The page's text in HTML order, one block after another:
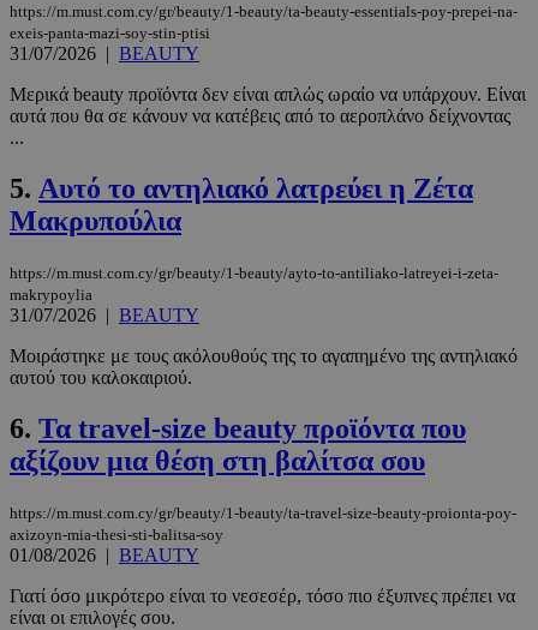
https://m.must.com.cy/gr/beauty/1-beauty/ta-beauty-essentials-poy-prepei-na-
exeis-panta-mazi-soy-stin-ptisi
31/07/2026 | BEAUTY
Μερικά beauty προϊόντα δεν είναι απλώς ωραίο να υπάρχουν. Είναι
αυτά που θα σε κάνουν να κατέβεις από το αεροπλάνο δείχνοντας
...
5. Αυτό το αντηλιακό λατρεύει η Ζέτα
Μακρυπούλια
https://m.must.com.cy/gr/beauty/1-beauty/ayto-to-antiliako-latreyei-i-zeta-
makrypoylia
31/07/2026 | BEAUTY
Μοιράστηκε με τους ακόλουθούς της το αγαπημένο της αντηλιακό
αυτού του καλοκαιριού.
6. Τα travel-size beauty προϊόντα που
αξίζουν μια θέση στη βαλίτσα σου
https://m.must.com.cy/gr/beauty/1-beauty/ta-travel-size-beauty-proionta-poy-
axizoyn-mia-thesi-sti-balitsa-soy
01/08/2026 | BEAUTY
Γιατί όσο μικρότερο είναι το νεσεσέρ, τόσο πιο έξυπνες πρέπει να
είναι οι επιλογές σου.